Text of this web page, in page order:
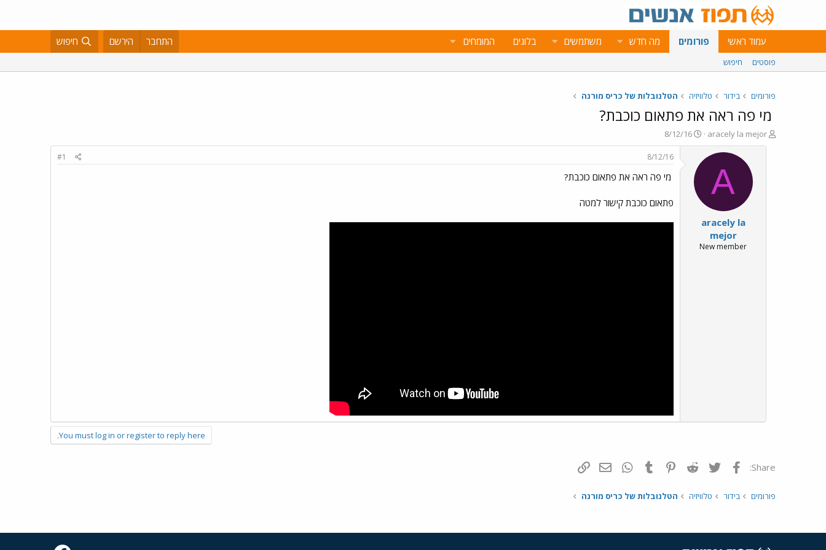
עמוד ראשי פורומים מה חדש משתמשים בלוגים המומחים התחבר הירשם חיפוש
פוסטים חיפוש
פורומים בידור טלוויזיה הטלנובלות של כריס מורנה
מי פה ראה את פתאום כוכבת?
פ
ו
aracely la mejor
פ
ו
8/12/16
A
aracely la
mejor
New member
8/12/16
#1
מי פה ראה את פתאום כוכבת?
פתאום כוכבת קישור למטה
You must log in or register to reply here.
Share: פייסבוק Twitter
Reddit
Pinterest
Tumblr
WhatsAppדואר אלקטרוני
פורומים בידור טלוויזיה הטלנובלות של כריס מורנה